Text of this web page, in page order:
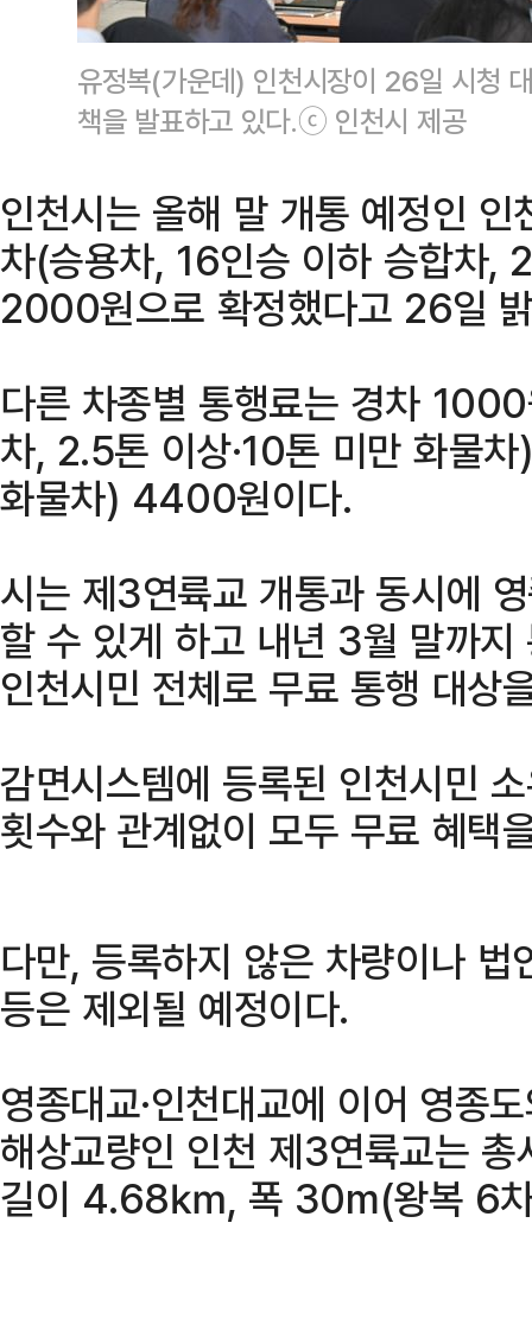
유정복(가운데) 인천시장이 26일 시청
책을 발표하고 있다.ⓒ 인천시 제공
인천시는 올해 말 개통 예정인
차(승용차, 16인승 이하 승합차,
2000원으로 확정했다고 26일
다른 차종별 통행료는 경차
차, 2.5톤 이상·10톤 미만 화물
화물차) 4400원이다.
시는 제3연륙교 개통과 동시에
할 수 있게 하고 내년 3월 말까
인천시민 전체로 무료 통행 대상
감면시스템에 등록된 인천시민
횟수와 관계없이 모두 무료 혜택
다만, 등록하지 않은 차량이나 법
등은 제외될 예정이다.
영종대교·인천대교에 이어 영종
해상교량인 인천 제3연륙교는
길이 4.68㎞, 폭 30m(왕복 6차